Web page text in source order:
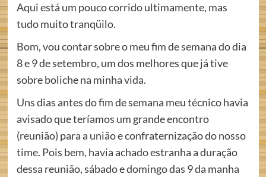
Aqui está um pouco corrido ultimamente, mas
tudo muito tranqüilo.
Bom, vou contar sobre o meu fim de semana do dia
8 e 9 de setembro, um dos melhores que já tive
sobre boliche na minha vida.
Uns dias antes do fim de semana meu técnico havia
avisado que teríamos um grande encontro
(reunião) para a união e confraternização do nosso
time. Pois bem, havia achado estranha a duração
dessa reunião, sábado e domingo das 9 da manha